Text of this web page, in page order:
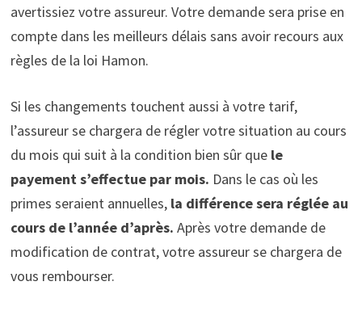
avertissiez votre assureur. Votre demande sera prise en
compte dans les meilleurs délais sans avoir recours aux
règles de la loi Hamon.
Si les changements touchent aussi à votre tarif,
l’assureur se chargera de régler votre situation au cours
du mois qui suit à la condition bien sûr que le
payement s’effectue par mois. Dans le cas où les
primes seraient annuelles, la différence sera réglée au
cours de l’année d’après. Après votre demande de
modification de contrat, votre assureur se chargera de
vous rembourser.